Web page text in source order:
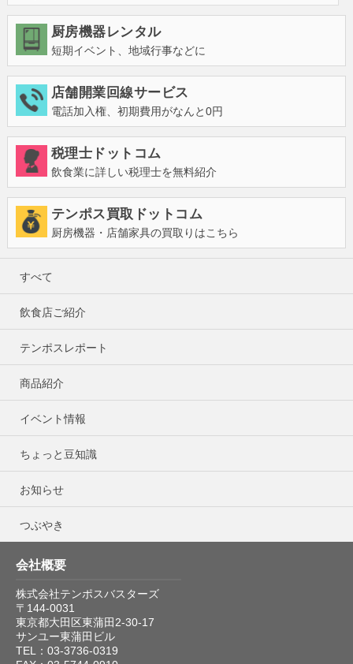
厨房機器レンタル
短期イベント、地域行事などに
店舗開業回線サービス
電話加入権、初期費用がなんと0円
税理士ドットコム
飲食業に詳しい税理士を無料紹介
テンポス買取ドットコム
厨房機器・店舗家具の買取りはこちら
すべて
飲食店ご紹介
テンポスレポート
商品紹介
イベント情報
ちょっと豆知識
お知らせ
つぶやき
会社概要
株式会社テンポスバスターズ
〒144-0031
東京都大田区東蒲田2-30-17
サンユー東蒲田ビル
TEL：03-3736-0319